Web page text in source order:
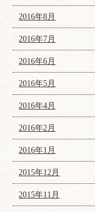
2016年8月
2016年7月
2016年6月
2016年5月
2016年4月
2016年2月
2016年1月
2015年12月
2015年11月